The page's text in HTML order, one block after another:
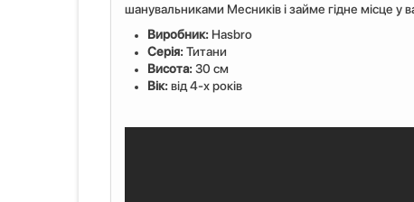
шанувальниками Месників і займе гідне місце у
Виробник: Hasbro
Серія:Титани
Висота:30 см
Вік:від 4-х років